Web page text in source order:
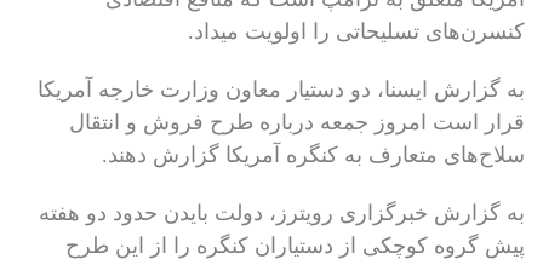
کنسرن‌های تسلیحاتی را اولویت میداد.
به گزارش ایسنا، دو دستیار معاون وزارت خارجه آمریکا
قرار است امروز جمعه درباره طرح فروش و انتقال
سلاح‌های متعارف به کنگره آمریکا گزارش دهند.
به گزارش خبرگزاری رویترز، دولت بایدن حدود دو هفته
پیش گروه کوچکی از دستیاران کنگره را از این طرح